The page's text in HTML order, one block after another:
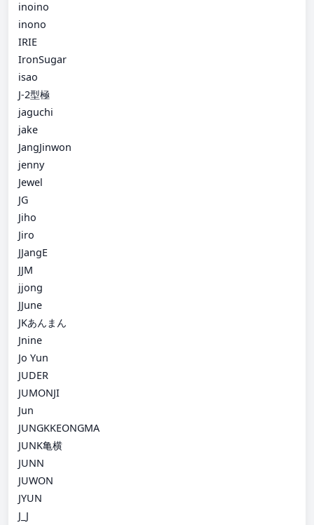
inoino
inono
IRIE
IronSugar
isao
J-2型極
jaguchi
jake
JangJinwon
jenny
Jewel
JG
Jiho
Jiro
JJangE
JJM
jjong
JJune
JKあんまん
Jnine
Jo Yun
JUDER
JUMONJI
Jun
JUNGKKEONGMA
JUNK亀横
JUNN
JUWON
JYUN
J_J